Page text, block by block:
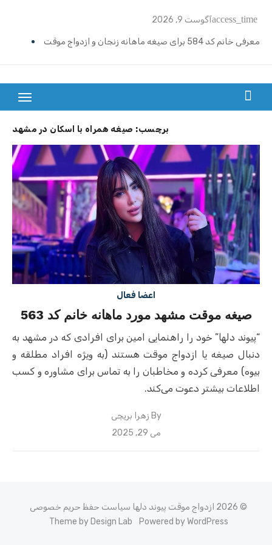
content
access_timeآگوست 9, 2026
معرفی خانم کد 584 برای صیغه ماهانه زنجان و ازدواج موقت
ازدواج موقت ماهیانه تبریز | خانم کد 592
ازدواج موقت ماهیانه تهران گیشا | خانم کد 590
ازدواج موقت ماهیانه اصفهان | معرفی خانم کد 589
معرفی خانم کد 588 برای ازدواج موقت ماهیانه کرج در مهرشهر
معرفی خانم کد 587 برای ازدواج موقت ماهیانه در یزد
معرفی خانم کد 586 برای ازدواج موقت ماهیانه قزوین
معرفی خانم کد 585 برای ازدواج موقت ماهیانه در نوشهر
بزرگترین سایت صیغه یابی از سراسر ایران
برچسب: صیغه همراه با اسکان در مشهد
اعضا فعال
صیغه موقت مشهد مورد ماهانه خانم کد 563
“پیوند دلها” خود را راهنمایی امین برای افرادی که در مشهد به
دنبال صیغه یا ازدواج موقت هستند (به ویژه افراد مطلقه و
بیوه) معرفی کرده و مخاطبان را به تماس برای مشاوره و کسب
اطلاعات بیشتر دعوت می‌کند.
By زهرا بریچی
Posted
می 29, 2025
© 2026 ازدواج موقت پیوند دلها
سیاست حفظ حریم خصوصی
Powered by WordPress
Theme by Design Lab